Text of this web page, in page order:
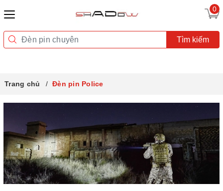
0
Tìm kiếm
Trang chủ Đèn pin Police